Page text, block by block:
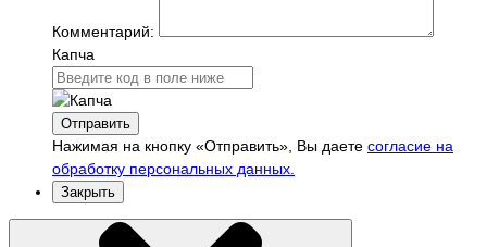
Комментарий:
Капча
Отправить
Нажимая на кнопку «Отправить», Вы даете согласие на
обработку персональных данных.
Закрыть